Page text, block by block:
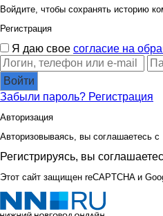
Войдите, чтобы сохранять историю
Регистрация
Я даю свое согласие на
Войти
Забыли пароль? Регистрация
Авторизация
Авторизовываясь, вы соглашаетесь с
Регистрируясь, вы
Этот сайт защищен reCAPTCHA и